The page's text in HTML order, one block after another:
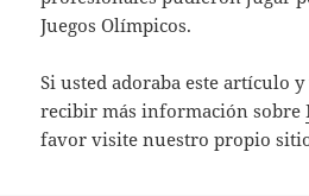
Juegos Olímpicos.
Si usted adoraba este artículo
recibir más información sobre
favor visite nuestro propio